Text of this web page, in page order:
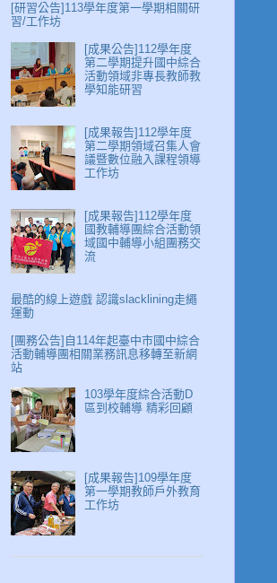
[研習公告]113學年度第一學期相關研
習/工作坊
[成果公告]112學年度
第二學期提升國中綜合
活動領域非專長教師教
學知能研習
[成果報告]112學年度
第二學期領域召集人會
議暨數位融入課程領導
工作坊
[成果報告]112學年度
國教輔導團綜合活動領
域國中輔導小組團務交
流
最酷的線上遊戲 認識slacklining走繩
運動
[團務公告]自114年起臺中市國中綜合
活動輔導團相關業務訊息移轉至新網
站
103學年度綜合活動D
區到校輔導 精彩回顧
[成果報告]109學年度
第一學期教師戶外教育
工作坊